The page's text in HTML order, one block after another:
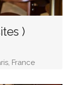
)
France